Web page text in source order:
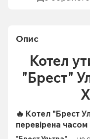
Опис
Котел
"Брест"
🔥 Котел "Брест
перевірена часом